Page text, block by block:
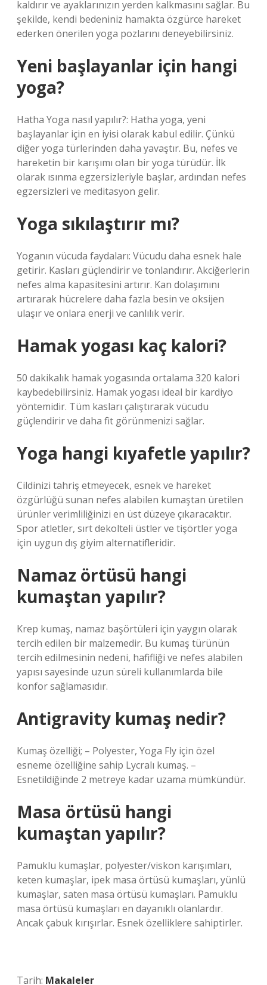
kaldırır ve ayaklarınızın yerden kalkmasını sağlar. Bu
şekilde, kendi bedeniniz hamakta özgürce hareket
ederken önerilen yoga pozlarını deneyebilirsiniz.
Yeni başlayanlar için hangi
yoga?
Hatha Yoga nasıl yapılır?: Hatha yoga, yeni
başlayanlar için en iyisi olarak kabul edilir. Çünkü
diğer yoga türlerinden daha yavaştır. Bu, nefes ve
hareketin bir karışımı olan bir yoga türüdür. İlk
olarak ısınma egzersizleriyle başlar, ardından nefes
egzersizleri ve meditasyon gelir.
Yoga sıkılaştırır mı?
Yoganın vücuda faydaları: Vücudu daha esnek hale
getirir. Kasları güçlendirir ve tonlandırır. Akciğerlerin
nefes alma kapasitesini artırır. Kan dolaşımını
artırarak hücrelere daha fazla besin ve oksijen
ulaşır ve onlara enerji ve canlılık verir.
Hamak yogası kaç kalori?
50 dakikalık hamak yogasında ortalama 320 kalori
kaybedebilirsiniz. Hamak yogası ideal bir kardiyo
yöntemidir. Tüm kasları çalıştırarak vücudu
güçlendirir ve daha fit görünmenizi sağlar.
Yoga hangi kıyafetle yapılır?
Cildinizi tahriş etmeyecek, esnek ve hareket
özgürlüğü sunan nefes alabilen kumaştan üretilen
ürünler verimliliğinizi en üst düzeye çıkaracaktır.
Spor atletler, sırt dekolteli üstler ve tişörtler yoga
için uygun dış giyim alternatifleridir.
Namaz örtüsü hangi
kumaştan yapılır?
Krep kumaş, namaz başörtüleri için yaygın olarak
tercih edilen bir malzemedir. Bu kumaş türünün
tercih edilmesinin nedeni, hafifliği ve nefes alabilen
yapısı sayesinde uzun süreli kullanımlarda bile
konfor sağlamasıdır.
Antigravity kumaş nedir?
Kumaş özelliği; – Polyester, Yoga Fly için özel
esneme özelliğine sahip Lycralı kumaş. –
Esnetildiğinde 2 metreye kadar uzama mümkündür.
Masa örtüsü hangi
kumaştan yapılır?
Pamuklu kumaşlar, polyester/viskon karışımları,
keten kumaşlar, ipek masa örtüsü kumaşları, yünlü
kumaşlar, saten masa örtüsü kumaşları. Pamuklu
masa örtüsü kumaşları en dayanıklı olanlardır.
Ancak çabuk kırışırlar. Esnek özelliklere sahiptirler.
Tarih: Makaleler